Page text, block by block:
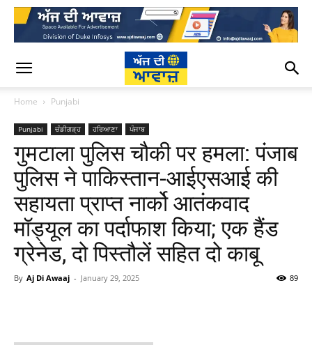
Home Punjabi
Punjabi ਚੰਡੀਗੜ੍ਹ ਹਰਿਆਣਾ ਪੰਜਾਬ
गुमटाला पुलिस चौकी पर हमला: पंजाब
पुलिस ने पाकिस्तान-आईएसआई की
सहायता प्राप्त नार्को आतंकवाद
मॉड्यूल का पर्दाफाश किया; एक हैंड
ग्रेनेड, दो पिस्तौलें सहित दो काबू
By Aj Di Awaaj - January 29, 2025 89